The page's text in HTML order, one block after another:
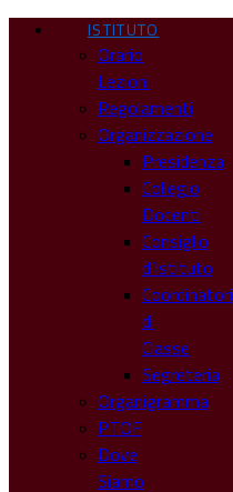
ISTITUTO
Orario
Lezioni
Regolamenti
Organizzazione
Presidenza
Collegio
Docenti
Consiglio
d’Istituto
Coordinatori
di
Classe
Segreteria
Organigramma
PTOF
Dove
Siamo